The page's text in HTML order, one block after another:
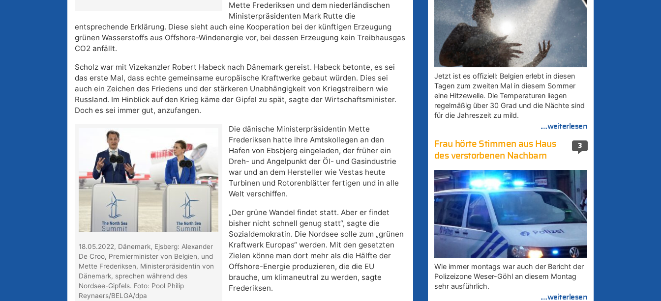
Mette Frederiksen und dem niederländischen
Ministerpräsidenten Mark Rutte die
entsprechende Erklärung. Diese sieht auch eine Kooperation bei der künftigen Erzeugung
grünen Wasserstoffs aus Offshore-Windenergie vor, bei dessen Erzeugung kein Treibhausgas
CO2 anfällt.
Scholz war mit Vizekanzler Robert Habeck nach Dänemark gereist. Habeck betonte, es sei
das erste Mal, dass echte gemeinsame europäische Kraftwerke gebaut würden. Dies sei
auch ein Zeichen des Friedens und der stärkeren Unabhängigkeit von Kriegstreibern wie
Russland. Im Hinblick auf den Krieg käme der Gipfel zu spät, sagte der Wirtschaftsminister.
Doch es sei immer gut, anzufangen.
18.05.2022, Dänemark, Ejsberg: Alexander
De Croo, Premierminister von Belgien, und
Mette Frederiksen, Ministerpräsidentin von
Dänemark, sprechen während des
Nordsee-Gipfels. Foto: Pool Philip
Reynaers/BELGA/dpa
Die dänische Ministerpräsidentin Mette
Frederiksen hatte ihre Amtskollegen an den
Hafen von Ebsbjerg eingeladen, der früher ein
Dreh- und Angelpunkt der Öl- und Gasindustrie
war und an dem Hersteller wie Vestas heute
Turbinen und Rotorenblätter fertigen und in alle
Welt verschiffen.
„Der grüne Wandel findet statt. Aber er findet
bisher nicht schnell genug statt“, sagte die
Sozialdemokratin. Die Nordsee solle zum „grünen
Kraftwerk Europas“ werden. Mit den gesetzten
Zielen könne man dort mehr als die Hälfte der
Offshore-Energie produzieren, die die EU
brauche, um klimaneutral zu werden, sagte
Frederiksen.
Jetzt ist es offiziell: Belgien erlebt in diesen
Tagen zum zweiten Mal in diesem Sommer
eine Hitzewelle. Die Temperaturen liegen
regelmäßig über 30 Grad und die Nächte sind
für die Jahreszeit zu mild.
....weiterlesen
3
Frau hörte Stimmen aus Haus
des verstorbenen Nachbarn
Wie immer montags war auch der Bericht der
Polizeizone Weser-Göhl an diesem Montag
sehr ausführlich.
....weiterlesen